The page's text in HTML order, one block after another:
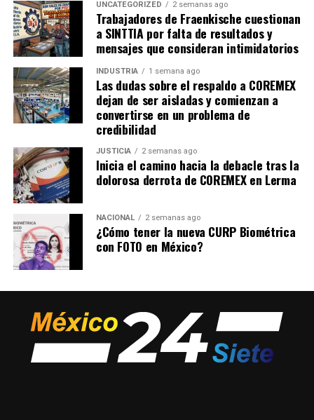
UNCATEGORIZED 2 semanas ago
Trabajadores de Fraenkische cuestionan
a SINTTIA por falta de resultados y
mensajes que consideran intimidatorios
INDUSTRIA 1 semana ago
Las dudas sobre el respaldo a COREMEX
dejan de ser aisladas y comienzan a
convertirse en un problema de
credibilidad
JUSTICIA 2 semanas ago
Inicia el camino hacia la debacle tras la
dolorosa derrota de COREMEX en Lerma
NACIONAL 2 semanas ago
¿Cómo tener la nueva CURP Biométrica
con FOTO en México?